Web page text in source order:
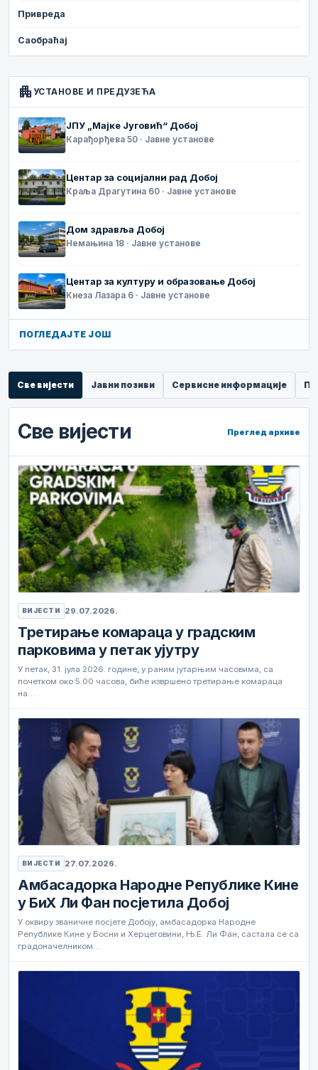
Привреда
Саобраћај
apartment УСТАНОВЕ И ПРЕДУЗЕЋА
ЈПУ „Мајке Југовић“ Добој
Карађорђева 50 · Јавне установе
Центар за социјални рад Добој
Краља Драгутина 60 · Јавне установе
Дом здравља Добој
Немањина 18 · Јавне установе
Центар за културу и образовање Добој
Кнеза Лазара 6 · Јавне установе
ПОГЛЕДАЈТЕ ЈОШ
Све вијести Јавни позиви Сервисне информације
Све вијести Преглед архиве
ВИЈЕСТИ 29.07.2026.
Третирање комараца у градским
парковима у петак ујутру
У петак, 31. јула 2026. године, у раним јутарњим часовима, са
почетком око 5.00 часова, биће извршено третирање комараца
на…
ВИЈЕСТИ 27.07.2026.
Амбасадорка Народне Републике Кине
у БиХ Ли Фан посјетила Добој
У оквиру званичне посјете Добоју, амбасадорка Народне
Републике Кине у Босни и Херцеговини, Њ.Е. Ли Фан, састала се са
градоначелником…